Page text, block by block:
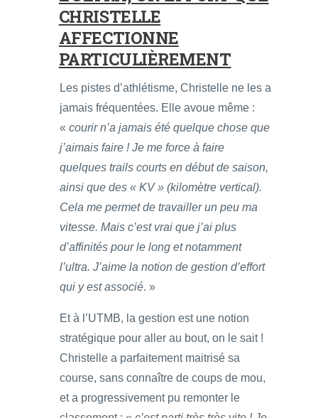
CHRISTELLE
AFFECTIONNE
PARTICULIÈREMENT
Les pistes d’athlétisme, Christelle ne les a
jamais fréquentées. Elle avoue même :
« courir n’a jamais été quelque chose que
j’aimais faire ! Je me force à faire
quelques trails courts en début de saison,
ainsi que des « KV » (kilomètre vertical).
Cela me permet de travailler un peu ma
vitesse. Mais c’est vrai que j’ai plus
d’affinités pour le long et notamment
l’ultra. J’aime la notion de gestion d’effort
qui y est associé. »
Et à l’UTMB, la gestion est une notion
stratégique pour aller au bout, on le sait !
Christelle a parfaitement maitrisé sa
course, sans connaître de coups de mou,
et a progressivement pu remonter le